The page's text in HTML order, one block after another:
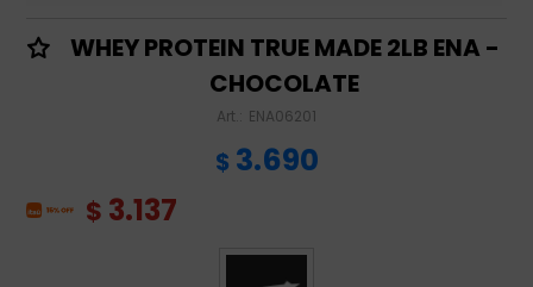
WHEY PROTEIN TRUE MADE 2LB ENA -
CHOCOLATE
ENA06201
$ 3.690
$ 3.137